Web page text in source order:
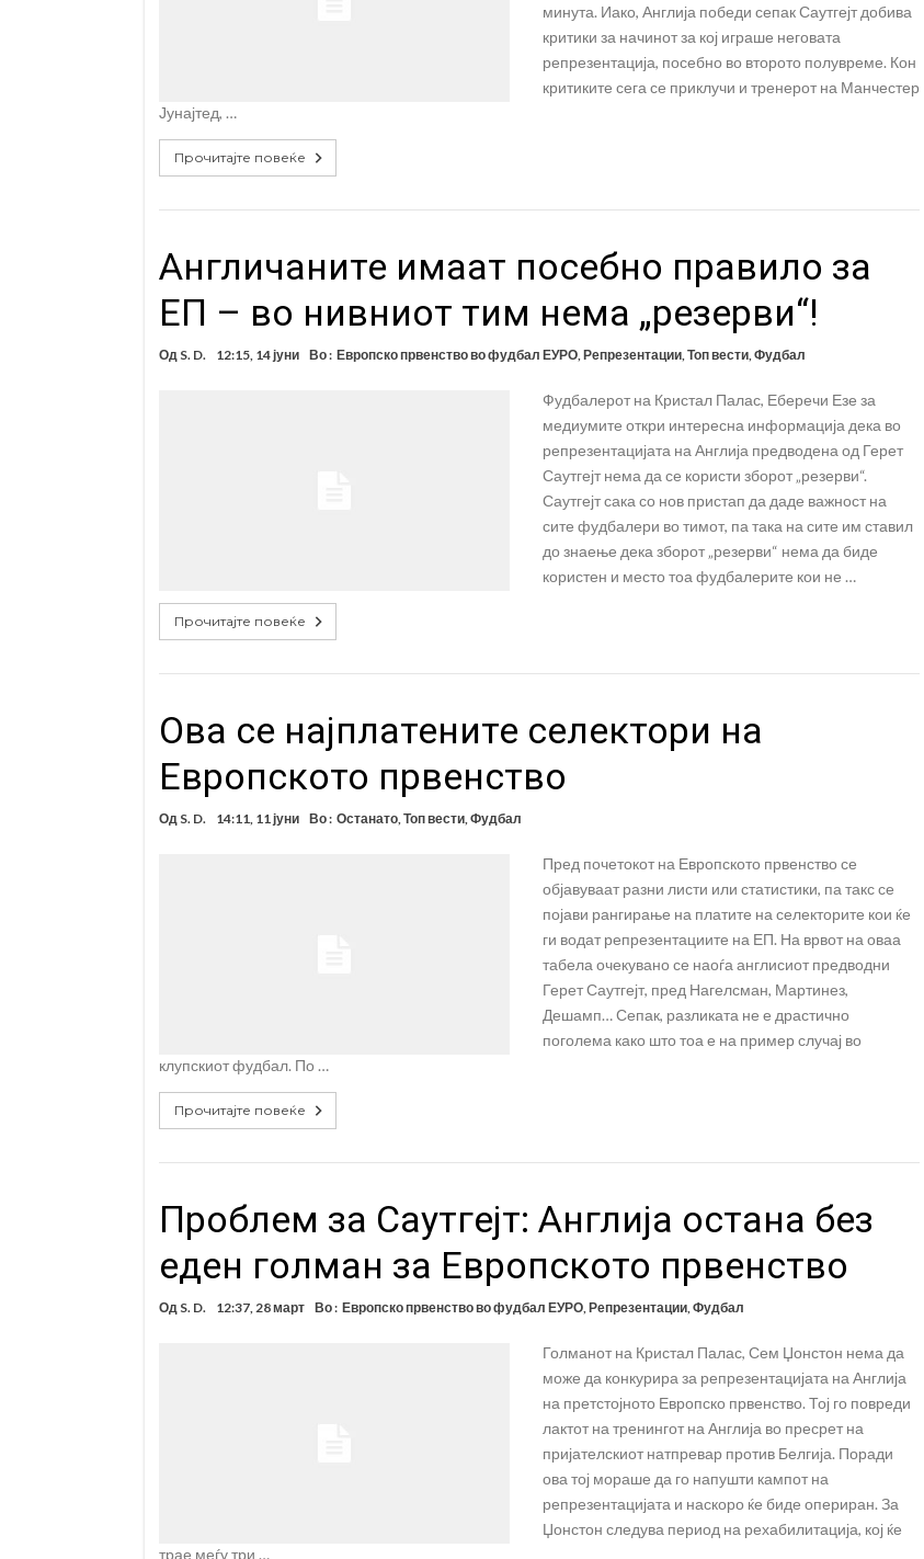
минута. Иако, Англија победи сепак Саутгејт добива
критики за начинот за кој играше неговата
репрезентација, посебно во второто полувреме. Кон
критиките сега се приклучи и тренерот на Манчестер
Јунајтед, …
Прочитајте повеќе
Англичаните имаат посебно правило за
ЕП – во нивниот тим нема „резерви“!
Од S. D. 12:15, 14 јуни Во : Европско првенство во фудбал ЕУРО, Репрезентации, Топ вести, Фудбал
Фудбалерот на Кристал Палас, Еберечи Езе за
медиумите откри интересна информација дека во
репрезентацијата на Англија предводена од Герет
Саутгејт нема да се користи зборот „резерви“.
Саутгејт сака со нов пристап да даде важност на
сите фудбалери во тимот, па така на сите им ставил
до знаење дека зборот „резерви“ нема да биде
користен и место тоа фудбалерите кои не …
Прочитајте повеќе
Ова се најплатените селектори на
Европското првенство
Од S. D. 14:11, 11 јуни Во : Останато, Топ вести, Фудбал
Пред почетокот на Европското првенство се
објавуваат разни листи или статистики, па такс се
појави рангирање на платите на селекторите кои ќе
ги водат репрезентациите на ЕП. На врвот на оваа
табела очекувано се наоѓа англисиот предводни
Герет Саутгејт, пред Нагелсман, Мартинез,
Дешамп… Сепак, разликата не е драстично
поголема како што тоа е на пример случај во
клупскиот фудбал. По …
Прочитајте повеќе
Проблем за Саутгејт: Англија остана без
еден голман за Европското првенство
Од S. D. 12:37, 28 март Во : Европско првенство во фудбал ЕУРО, Репрезентации, Фудбал
Голманот на Кристал Палас, Сем Џонстон нема да
може да конкурира за репрезентацијата на Англија
на претстојното Европско првенство. Тој го повреди
лактот на тренингот на Англија во пресрет на
пријателскиот натпревар против Белгија. Поради
ова тој мораше да го напушти кампот на
репрезентацијата и наскоро ќе биде опериран. За
Џонстон следува период на рехабилитација, кој ќе
трае меѓу три …